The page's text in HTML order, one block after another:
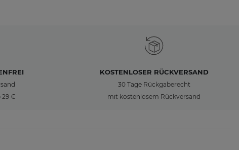
29 €
KOSTENLOSER RÜCKVERSAND
30 Tage Rückgaberecht
mit kostenlosem Rückversand